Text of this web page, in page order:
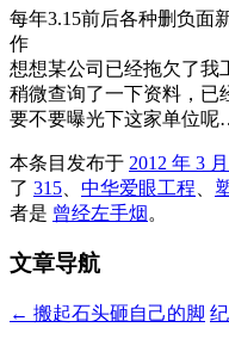
每年3.15前后各种删负面
作
想想某公司已经拖欠了我
稍微查询了一下资料，已
要不要曝光下这家单位
本条目发布于 2012 年 3
了 315 中华爱眼工程
者是 曾经左手烟。
文章导航
← 搬起石头砸自己的脚